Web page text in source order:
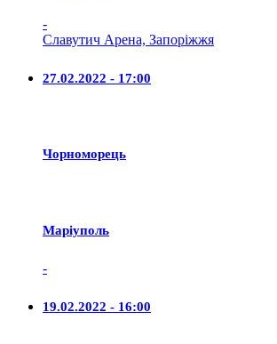
-
Славутич Арена, Запоріжжя
27.02.2022 - 17:00
Чорноморець
Маріуполь
-
19.02.2022 - 16:00